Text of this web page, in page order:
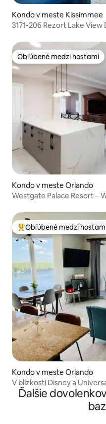
Kondo v meste Kissimmee
3171-206 Rezort Lake
Obľúbené medzi hosťami
Obľúbené medzi hosťami
Kondo v meste Orlando
Westgate Palace Resort –
Najobľúbenejšie medzi
Obľúbené medzi
Kondo v meste Orlando
V blízkosti Disney a
jazero
Ďalšie